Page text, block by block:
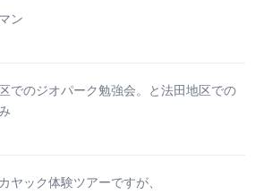
ン
でのジオパーク勉強会。と法田地区での
ヤック体験ツアーですが、